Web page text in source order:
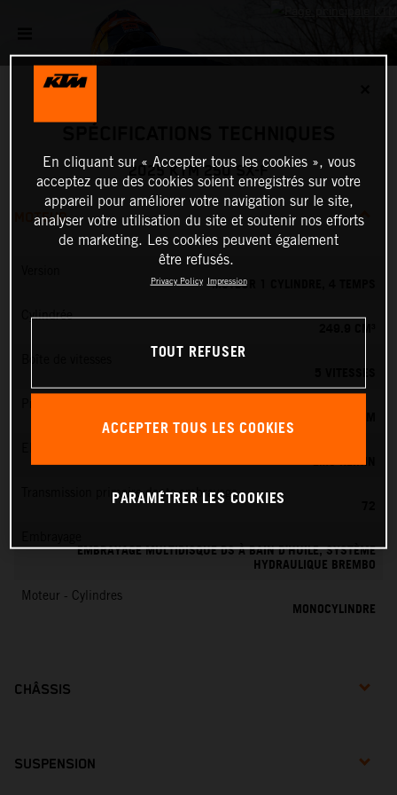
2025 KTM 250 SX-F
MOTEUR
MOTEUR 1 CYLINDRE, 4 TEMPS
Cylindrée
KEIHIN EFI, CORPS DE PAPILLON 44 MM
EMS KEIHIN
Transmission primaire dents embrayage
EMBRAYAGE MULTIDISQUE DS À BAIN D’HUILE, SYSTÈME
HYDRAULIQUE BREMBO
Moteur - Cylindres
MONOCYLINDRE
CHÂSSIS
SUSPENSION
En cliquant sur « Accepter tous les cookies », vous
acceptez que des cookies soient enregistrés sur votre
appareil pour améliorer votre navigation sur le site,
analyser votre utilisation du site et soutenir nos efforts
de marketing. Les cookies peuvent également
être refusés.
Privacy Policy Impression
TOUT REFUSER
ACCEPTER TOUS LES COOKIES
PARAMÉTRER LES COOKIES